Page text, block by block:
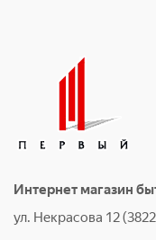
Интернет магазин
ул. Некрасова 12